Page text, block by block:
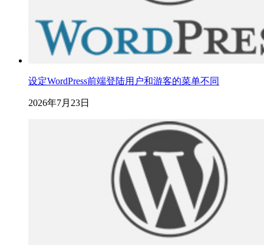
设定WordPress前端登陆用户和游客的菜单不同
2026年7月23日